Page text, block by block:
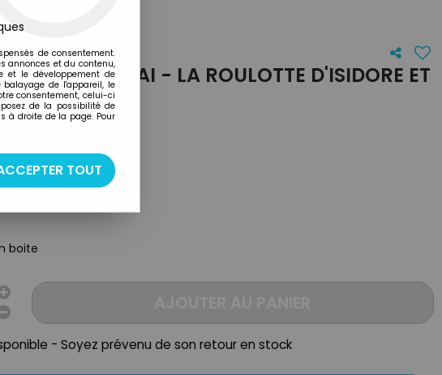
- BANDAI - LA ROULOTTE D'ISIDORE ET
boite
- Soyez prévenu de son retour en stock
de consentement.
annonces et du contenu,
et le développement de
de l'appareil, le
consentement, celui-ci
de la possibilité de
à droite de la page. Pour
TOUT